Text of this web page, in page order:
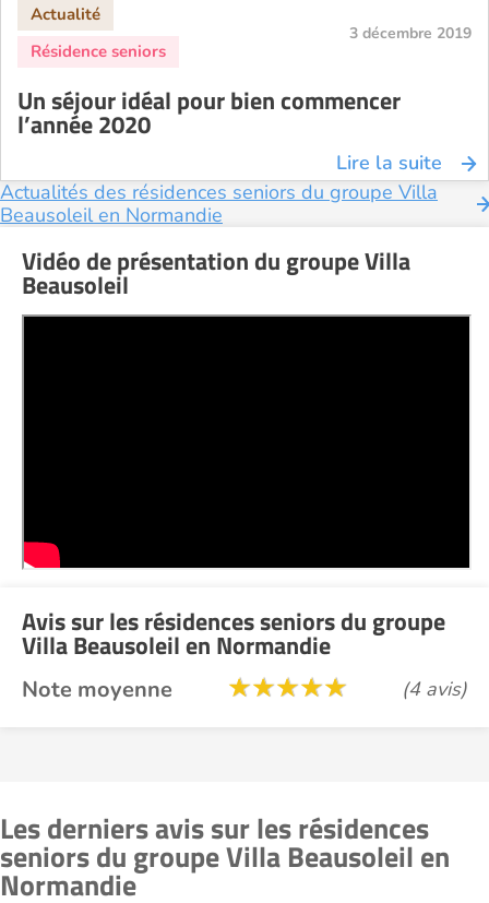
3 décembre 2019
Un séjour idéal pour bien commencer
l’année 2020
Lire la suite
Actualités des résidences seniors du groupe Villa
Beausoleil en Normandie
Vidéo de présentation du groupe Villa
Beausoleil
Avis sur les résidences seniors du groupe
Villa Beausoleil en Normandie
Note moyenne (4 avis)
Les derniers avis sur les résidences
seniors du groupe Villa Beausoleil en
Normandie